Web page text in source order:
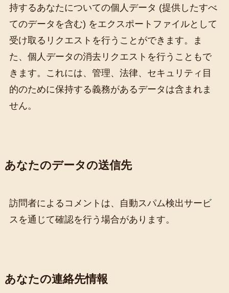
持するあなたについての個人データ (提供したすべ
てのデータを含む) をエクスポートファイルとして
受け取るリクエストを行うことができます。ま
た、個人データの消去リクエストを行うこともで
きます。これには、管理、法律、セキュリティ目
的のために保持する義務があるデータは含まれま
せん。
あなたのデータの送信先
訪問者によるコメントは、自動スパム検出サービ
スを通じて確認を行う場合があります。
あなたの連絡先情報